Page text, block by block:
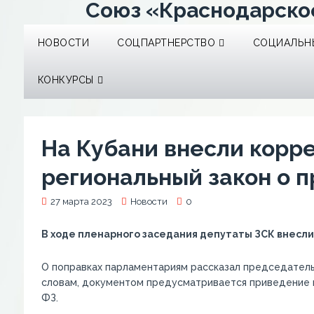
Союз
НОВОСТИ СОЦПАРТНЕРСТВО
КОНКУРСЫ
На Кубани внесли
региональный закон о
27 марта 2023 Новости 0
В ходе пленарного заседания депутаты ЗСК
О поправках парламентариям рассказал
словам, документом предусматривается
ФЗ.